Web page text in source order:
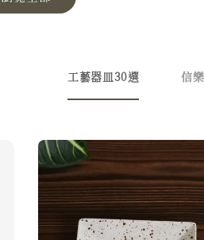
工藝器皿30選 信